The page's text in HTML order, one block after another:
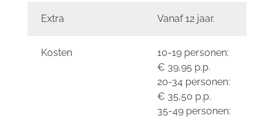
Extra Vanaf 12 jaar.
Kosten
10-19 personen:
€ 39,95 p.p.
20-34 personen:
€ 35,50 p.p.
35-49 personen: